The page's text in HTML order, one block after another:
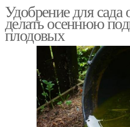
Удобрение для сада
делать осеннюю
плодовых